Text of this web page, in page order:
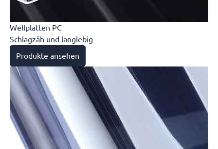
Wellplatten PC
Schlagzäh und langlebig
Produkte ansehen